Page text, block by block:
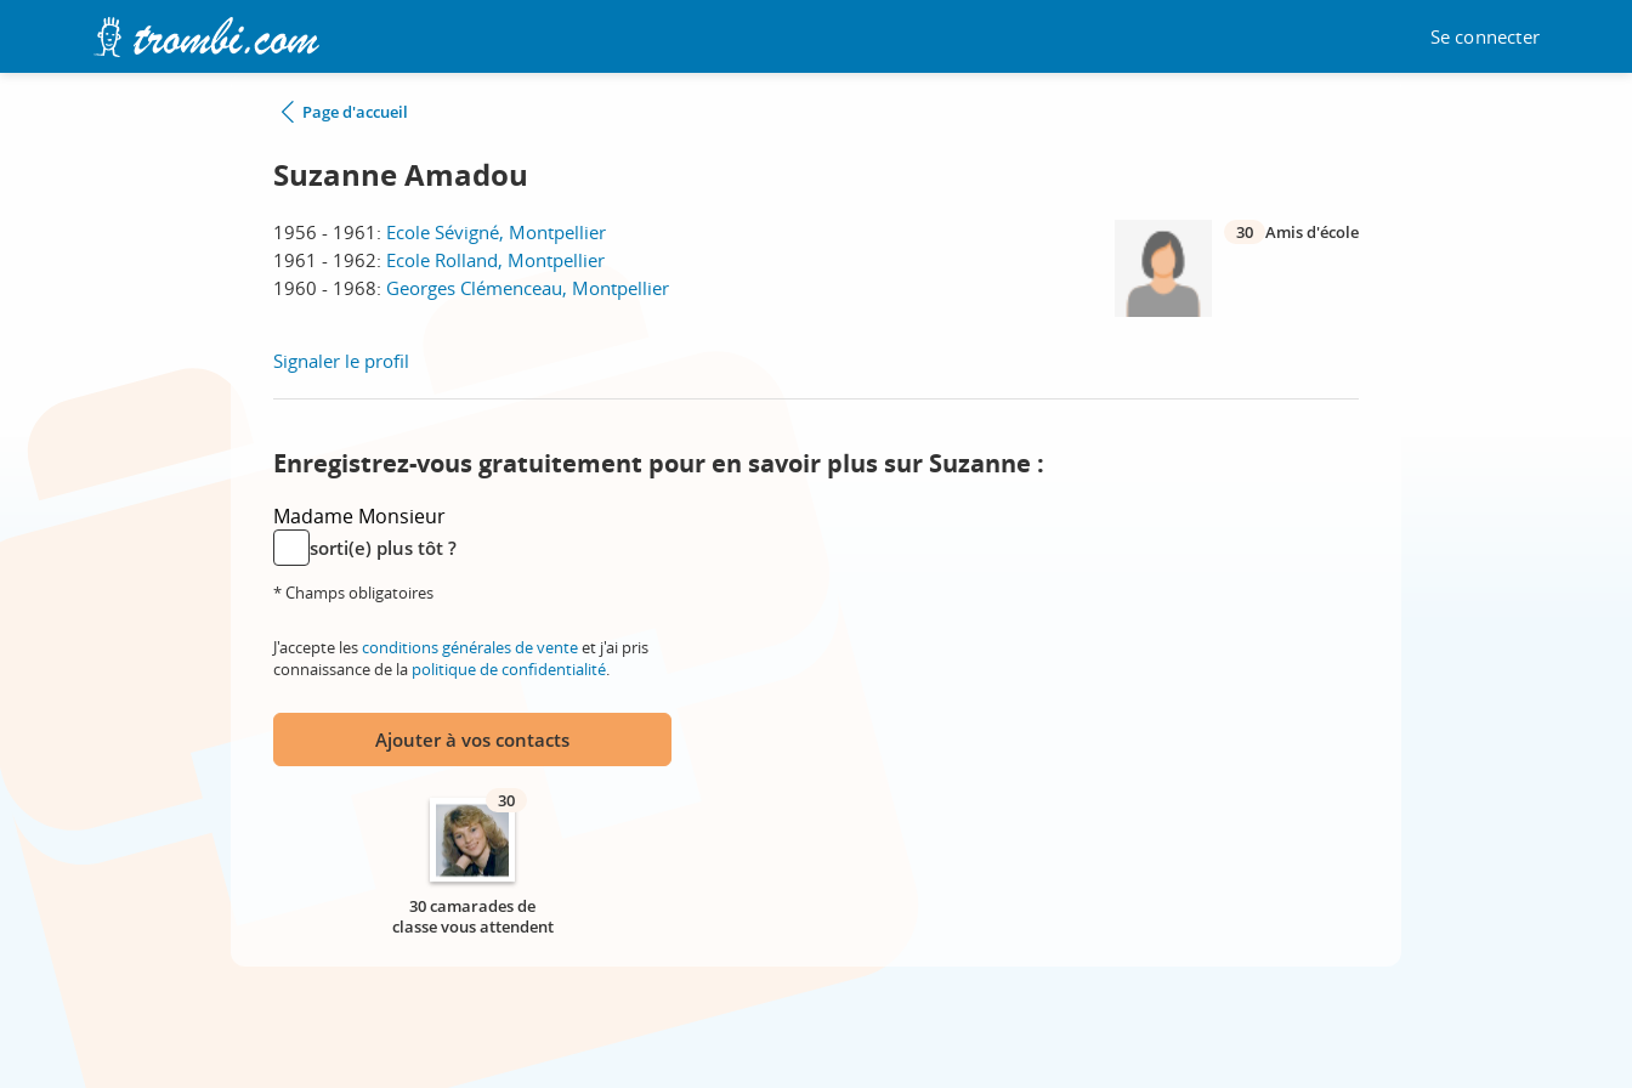
Se connecter
Page d'accueil
Suzanne Amadou
1956 - 1961: Ecole Sévigné, Montpellier
1961 - 1962: Ecole Rolland, Montpellier
1960 - 1968: Georges Clémenceau, Montpellier
30 Amis d'école
Signaler le profil
Enregistrez-vous gratuitement pour en savoir plus sur Suzanne :
Madame Monsieur
sorti(e) plus tôt ?
* Champs obligatoires
J'accepte lesconditions générales de venteet j'ai pris
connaissance de la politique de confidentialité.
Ajouter à vos contacts
30
30 camarades de
classe vous attendent